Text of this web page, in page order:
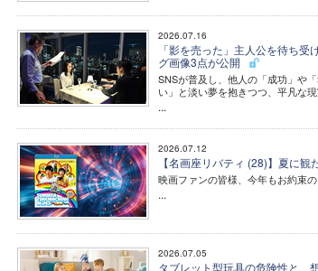
2026.07.16
「影を売った」主人公を待ち
グ画像3点が公開
SNSが普及し、他人の「成功」や
い」と淡い夢を抱きつつ、平凡な
...
2026.07.12
【名画座リバティ (28)】夏に
映画ファンの皆様、今年もお約束
...
2026.07.05
タブレット型玩具の危険性と、